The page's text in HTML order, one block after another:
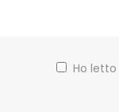
Ho